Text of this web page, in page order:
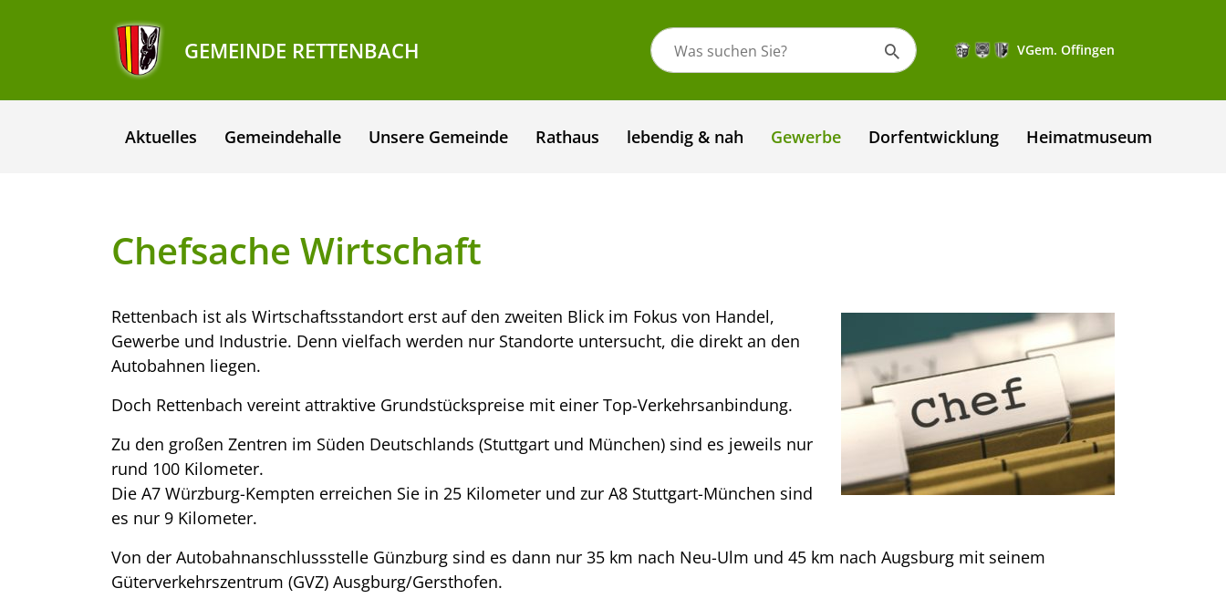
GEMEINDE RETTENBACH VGem. Offingen
Aktuelles Gemeindehalle Unsere Gemeinde Rathaus lebendig & nah Gewerbe Dorfentwicklung Heimatmuseum
Chefsache Wirtschaft
Rettenbach ist als Wirtschaftsstandort erst auf den zweiten Blick im Fokus von Handel,
Gewerbe und Industrie. Denn vielfach werden nur Standorte untersucht, die direkt an den
Autobahnen liegen.
Doch Rettenbach vereint attraktive Grundstückspreise mit einer Top-Verkehrsanbindung.
Zu den großen Zentren im Süden Deutschlands (Stuttgart und München) sind es jeweils nur
rund 100 Kilometer.
Die A7 Würzburg-Kempten erreichen Sie in 25 Kilometer und zur A8 Stuttgart-München sind
es nur 9 Kilometer.
Von der Autobahnanschlussstelle Günzburg sind es dann nur 35 km nach Neu-Ulm und 45 km nach Augsburg mit seinem
Güterverkehrszentrum (GVZ) Ausgburg/Gersthofen.